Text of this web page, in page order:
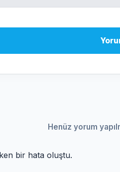
Henüz yorum
bir hata oluştu.